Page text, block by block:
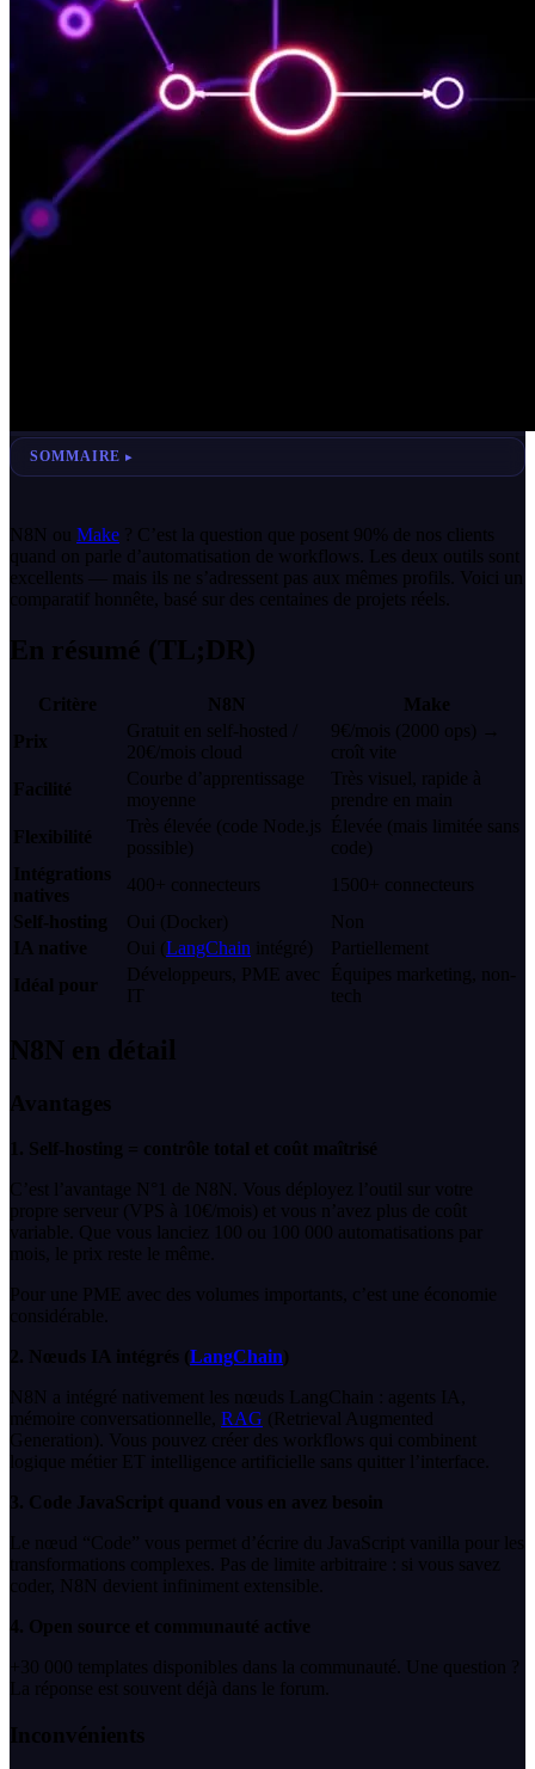
SOMMAIRE
N8N ou Make ? C’est la question que posent 90% de nos clients
quand on parle d’automatisation de workflows. Les deux outils sont
excellents — mais ils ne s’adressent pas aux mêmes profils. Voici un
comparatif honnête, basé sur des centaines de projets réels.
En résumé (TL;DR)
Critère N8N
Make
Prix
Gratuit en self-hosted /
20€/mois cloud
9€/mois (2000 ops) →
croît vite
Facilité
Courbe d’apprentissage
moyenne
Très visuel, rapide à
prendre en main
Flexibilité
Très élevée (code Node.js
possible)
Élevée (mais limitée sans
code)
Intégrations
natives
400+ connecteurs
1500+ connecteurs
Self-hosting
Oui (Docker)
Non
IA native
Oui (LangChain intégré)
Partiellement
Idéal pour
Développeurs, PME avec
IT
Équipes marketing, non-
tech
N8N en détail
Avantages
1. Self-hosting = contrôle total et coût maîtrisé
C’est l’avantage N°1 de N8N. Vous déployez l’outil sur votre
propre serveur (VPS à 10€/mois) et vous n’avez plus de coût
variable. Que vous lanciez 100 ou 100 000 automatisations par
mois, le prix reste le même.
Pour une PME avec des volumes importants, c’est une économie
considérable.
2. Nœuds IA intégrés (LangChain)
N8N a intégré nativement les nœuds LangChain : agents IA,
mémoire conversationnelle, RAG (Retrieval Augmented
Generation). Vous pouvez créer des workflows qui combinent
logique métier ET intelligence artificielle sans quitter l’interface.
3. Code JavaScript quand vous en avez besoin
Le nœud “Code” vous permet d’écrire du JavaScript vanilla pour les
transformations complexes. Pas de limite arbitraire : si vous savez
coder, N8N devient infiniment extensible.
4. Open source et communauté active
+30 000 templates disponibles dans la communauté. Une question ?
La réponse est souvent déjà dans le forum.
Inconvénients